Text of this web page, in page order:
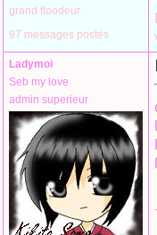
grand floodeur
97 messages postés
Ladymoi
Seb my love
admin superieur